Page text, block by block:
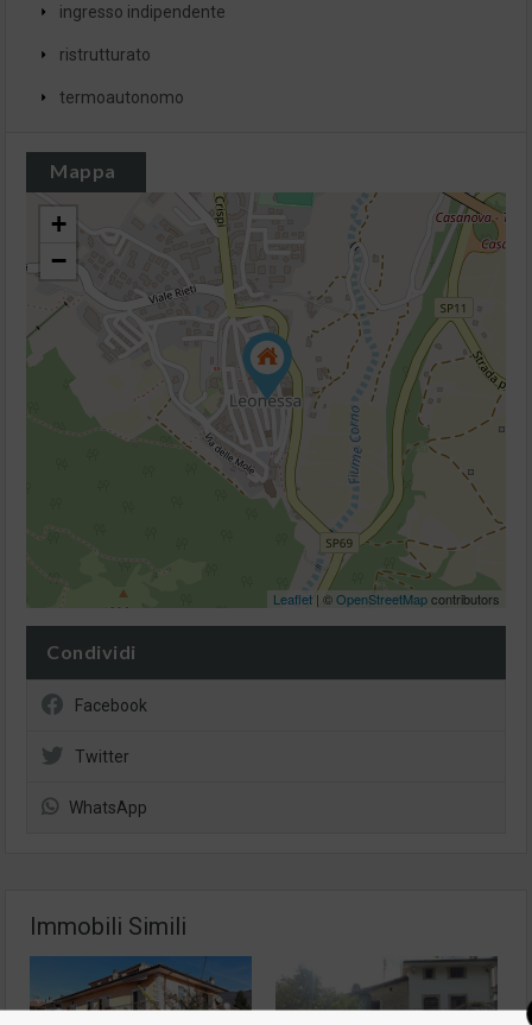
ingresso indipendente
ristrutturato
termoautonomo
Mappa
+
−
Leaflet | ©OpenStreetMapcontributors
Condividi
Facebook
Twitter
WhatsApp
Immobili Simili